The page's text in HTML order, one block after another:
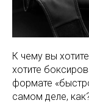
К чему вы
хотите
формате
самом деле,